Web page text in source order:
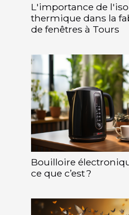
L'importance de
thermique dans la
de fenêtres à Tours
Bouilloire
ce que c’est ?